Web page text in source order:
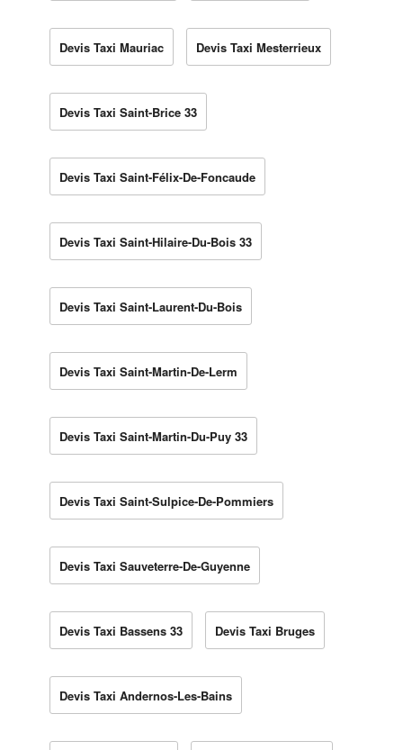
Devis Taxi Mauriac Devis Taxi Mesterrieux
Devis Taxi Saint-Brice 33
Devis Taxi Saint-Félix-De-Foncaude
Devis Taxi Saint-Hilaire-Du-Bois 33
Devis Taxi Saint-Laurent-Du-Bois
Devis Taxi Saint-Martin-De-Lerm
Devis Taxi Saint-Martin-Du-Puy 33
Devis Taxi Saint-Sulpice-De-Pommiers
Devis Taxi Sauveterre-De-Guyenne
Devis Taxi Bassens 33 Devis Taxi Bruges
Devis Taxi Andernos-Les-Bains